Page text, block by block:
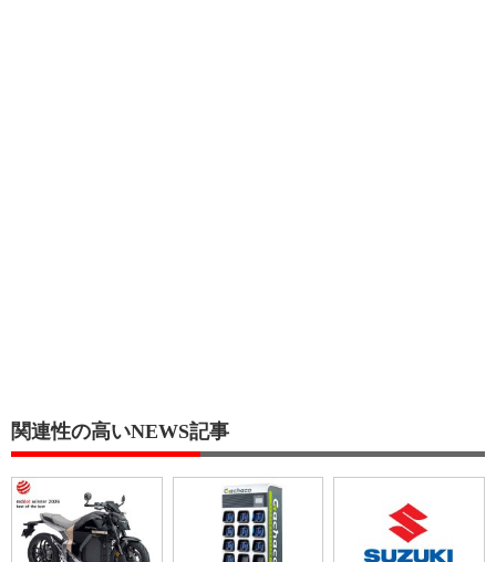
関連性の高いNEWS記事